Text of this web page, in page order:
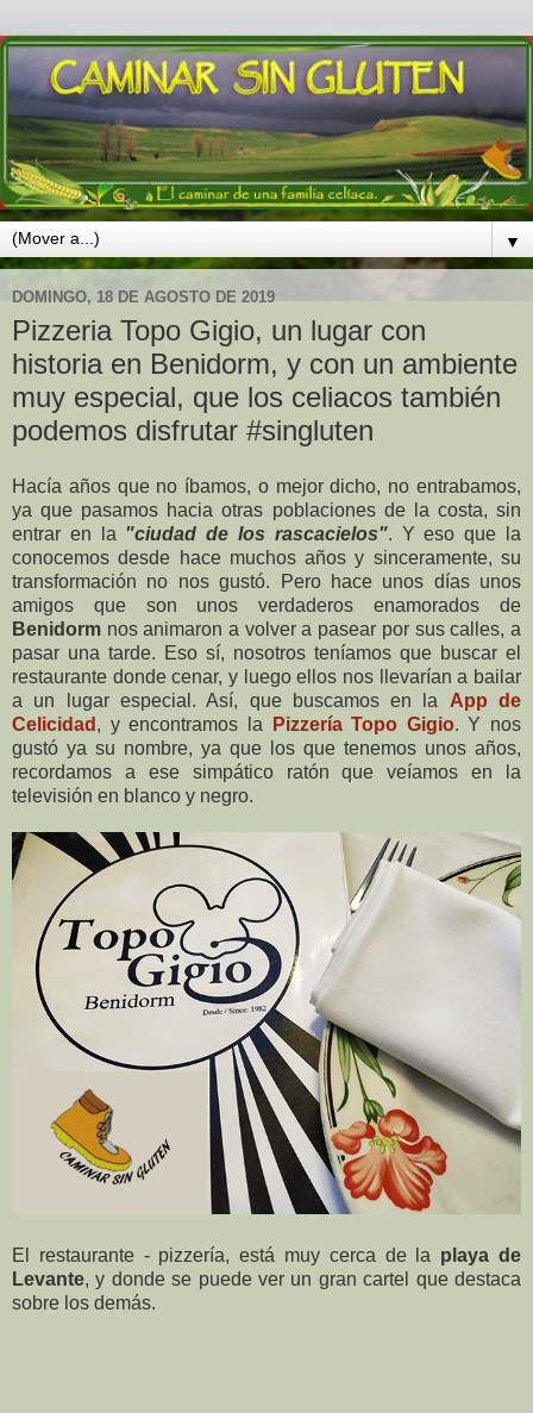
▼
DOMINGO, 18 DE AGOSTO DE 2019
Pizzeria Topo Gigio, un lugar con
historia en Benidorm, y con un ambiente
muy especial, que los celiacos también
podemos disfrutar #singluten
Hacía años que no íbamos, o mejor dicho, no entrabamos,
ya que pasamos hacia otras poblaciones de la costa, sin
entrar en la "ciudad de los rascacielos". Y eso que la
conocemos desde hace muchos años y sinceramente, su
transformación no nos gustó. Pero hace unos días unos
amigos que son unos verdaderos enamorados de
Benidorm nos animaron a volver a pasear por sus calles, a
pasar una tarde. Eso sí, nosotros teníamos que buscar el
restaurante donde cenar, y luego ellos nos llevarían a bailar
a un lugar especial. Así, que buscamos en la App de
Celicidad , y encontramos la Pizzería Topo Gigio. Y nos
gustó ya su nombre, ya que los que tenemos unos años,
recordamos a ese simpático ratón que veíamos en la
televisión en blanco y negro.
El restaurante - pizzería, está muy cerca de la playa de
Levante, y donde se puede ver un gran cartel que destaca
sobre los demás.